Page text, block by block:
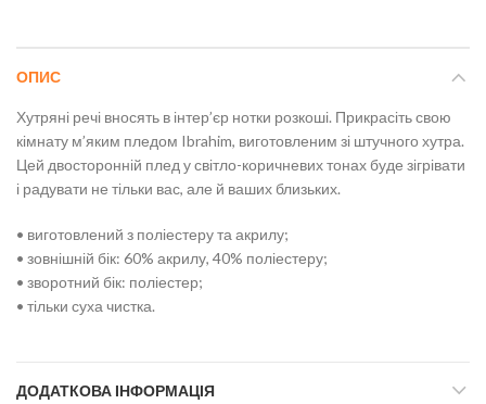
ОПИС
Хутряні речі вносять в інтер’єр нотки розкоші. Прикрасіть свою
кімнату м’яким пледом Ibrahim, виготовленим зі штучного хутра.
Цей двосторонній плед у світло-коричневих тонах буде зігрівати
і радувати не тільки вас, але й ваших близьких.
• виготовлений з поліестеру та акрилу;
• зовнішній бік: 60% акрилу, 40% поліестеру;
• зворотний бік: поліестер;
• тільки суха чистка.
ДОДАТКОВА ІНФОРМАЦІЯ